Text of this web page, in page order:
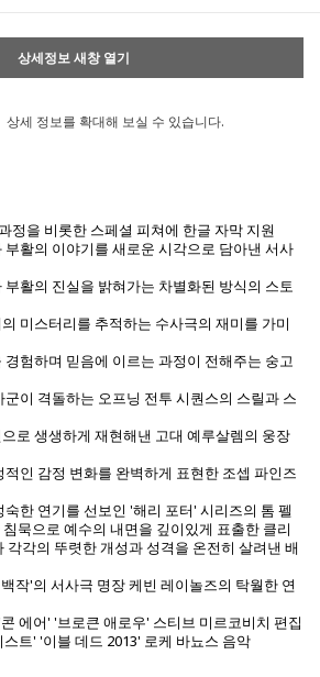
상세정보 새창 열기
상세 정보를 확대해 보실 수 있습니다.
정을 비롯한 스페셜 피쳐에 한글 자막 지원
활의 이야기를 새로운 시각으로 담아낸 서사
활의 진실을 밝혀가는 차별화된 방식의 스토
미스터리를 추적하는 수사극의 재미를 가미
험하며 믿음에 이르는 과정이 전해주는 숭고
이 격돌하는 오프닝 전투 시퀀스의 스릴과 스
로 생생하게 재현해낸 고대 예루살렘의 웅장
인 감정 변화를 완벽하게 표현한 조셉 파인즈
한 연기를 선보인 '해리 포터' 시리즈의 톰 펠
묵으로 예수의 내면을 깊이있게 표출한 클리
각각의 뚜렷한 개성과 성격을 온전히 살려낸 배
작'의 서사극 명장 케빈 레이놀즈의 탁월한 연
에어' '브로큰 애로우' 스티브 미르코비치 편집
트' '이블 데드 2013' 로케 바뇨스 음악